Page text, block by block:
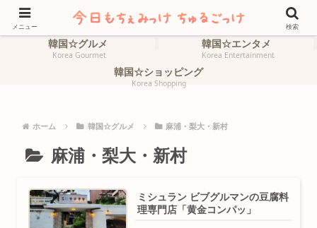
ホーム
HOME
韓国☆旅行
韓国☆グルメ
Korea Gourmet
韓国☆エンタメ
Korea Entertainment
韓国☆ショッピング
Korea Shopping
ホーム 韓国☆グルメ 麻浦・梨大・新村
麻浦・梨大・新村
ミシュラン ビブグルマンの豆腐料
理専門店「黄金コンパッ」
メニュー 検索